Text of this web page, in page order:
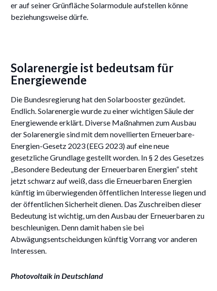
er auf seiner Grünfläche Solarmodule aufstellen könne
beziehungsweise dürfe.
Solarenergie ist bedeutsam für
Energiewende
Die Bundesregierung hat den Solarbooster gezündet.
Endlich. Solarenergie wurde zu einer wichtigen Säule der
Energiewende erklärt. Diverse Maßnahmen zum Ausbau
der Solarenergie sind mit dem novellierten Erneuerbare-
Energien-Gesetz 2023 (EEG 2023) auf eine neue
gesetzliche Grundlage gestellt worden. In § 2 des Gesetzes
„Besondere Bedeutung der Erneuerbaren Energien“ steht
jetzt schwarz auf weiß, dass die Erneuerbaren Energien
künftig im überwiegenden öffentlichen Interesse liegen und
der öffentlichen Sicherheit dienen. Das Zuschreiben dieser
Bedeutung ist wichtig, um den Ausbau der Erneuerbaren zu
beschleunigen. Denn damit haben sie bei
Abwägungsentscheidungen künftig Vorrang vor anderen
Interessen.
Photovoltaik in Deutschland